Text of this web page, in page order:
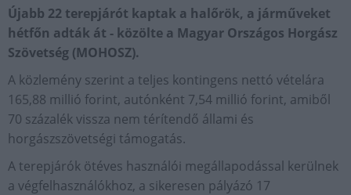
Újabb 22 terepjárót kaptak a halőrök, a járműveket
hétfőn adták át - közölte a Magyar Országos Horgász
Szövetség (MOHOSZ).
A közlemény szerint a teljes kontingens nettó vételára
165,88 millió forint, autónként 7,54 millió forint, amiből
70 százalék vissza nem térítendő állami és
horgászszövetségi támogatás.
A terepjárók ötéves használói megállapodással kerülnek
a végfelhasználókhoz, a sikeresen pályázó 17